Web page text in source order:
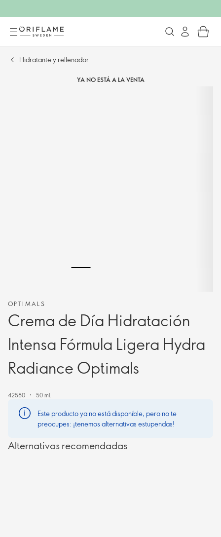
Hidratante y rellenador
YA NO ESTÁ A LA VENTA
OPTIMALS
Crema de Día Hidratación
Intensa Fórmula Ligera Hydra
Radiance Optimals
42580 50 ml.
Este producto ya no está disponible, pero no te
preocupes: ¡tenemos alternativas estupendas!
Alternativas recomendadas